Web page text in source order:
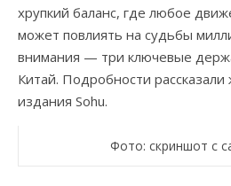
хрупкий баланс, где любое
может повлиять на судьбы
внимания — три ключевые
Китай. Подробности рассказали
издания Sohu.
Фото: скриншот с